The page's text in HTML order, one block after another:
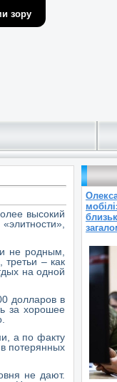
зору
высокий
не родным,
третьи – как
на одной
долларов в
за хорошее
а по факту
потерянных
не дают.